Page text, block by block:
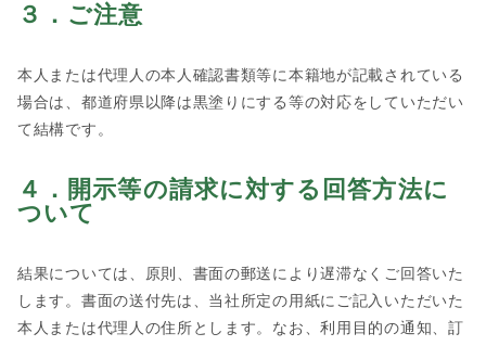
３． ご注意
本人または代理人の本人確認書類等に本籍地が記載されている
場合は、都道府県以降は黒塗りにする等の対応をしていただい
て結構です。
４． 開示等の請求に対する回答方法に
ついて
結果については、原則、書面の郵送により遅滞なくご回答いた
します。書面の送付先は、当社所定の用紙にご記入いただいた
本人または代理人の住所とします。なお、利用目的の通知、訂